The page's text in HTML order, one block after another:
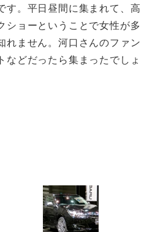
す。平日昼間に集まれて、高
ショーということで女性が多
れません。河口さんのファン
などだったら集まったでしょ